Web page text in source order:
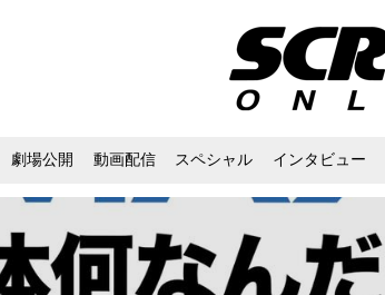
劇場公開 動画配信 スペシャル インタビュー